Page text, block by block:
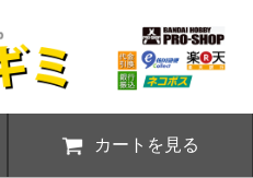
カートを見る